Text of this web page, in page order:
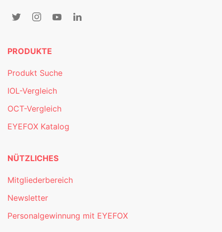
PRODUKTE
Produkt Suche
IOL-Vergleich
OCT-Vergleich
EYEFOX Katalog
NÜTZLICHES
Mitgliederbereich
Newsletter
Personalgewinnung mit EYEFOX